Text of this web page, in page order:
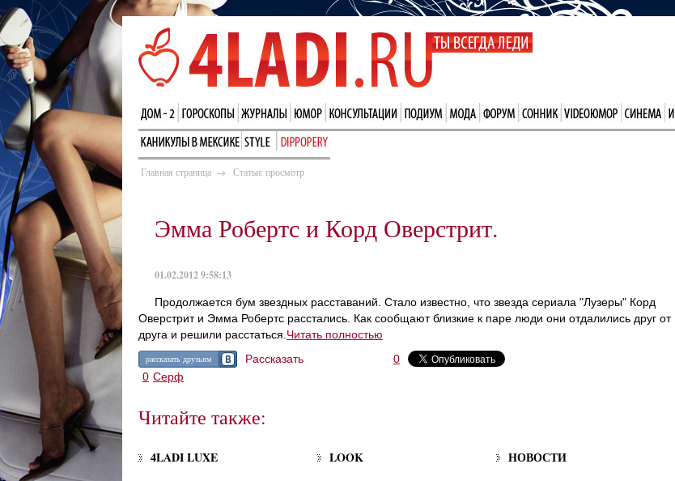
Главная страница → Статьи: просмотр
Эмма Робертс и Корд Оверстрит.
01.02.2012 9:58:13
Продолжается бум звездных расставаний. Стало известно, что звезда сериала "Лузеры" Корд
Оверстрит и Эмма Робертс расстались. Как сообщают близкие к паре люди они отдалились друг от
друга и решили расстаться. Читать полностью
рассказать друзьям Рассказать
0
0 Серф
Читайте также:
4LADI LUXE LOOK НОВОСТИ